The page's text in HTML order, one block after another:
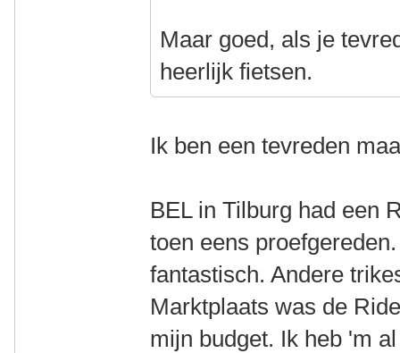
Maar goed, als je
heerlijk fietsen.
Ik ben een tevreden
BEL in Tilburg had een
toen eens
fantastisch. Andere
Marktplaats was de
mijn budget. Ik heb 'm